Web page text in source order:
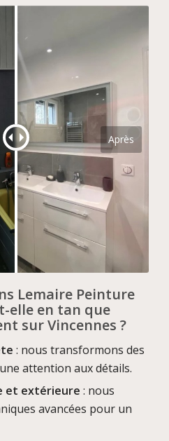
Après
Lemaire Peinture
elle en tan que
sur Vincennes ?
: nous transformons des
attention aux détails.
et extérieure : nous
avancées pour un